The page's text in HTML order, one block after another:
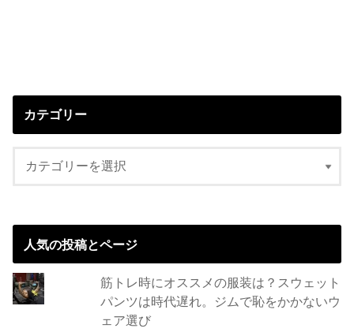
カテゴリー
人気の投稿とページ
筋トレ時にオススメの服装は？スウェット
パンツは時代遅れ。ジムで恥をかかないウ
ェア選び